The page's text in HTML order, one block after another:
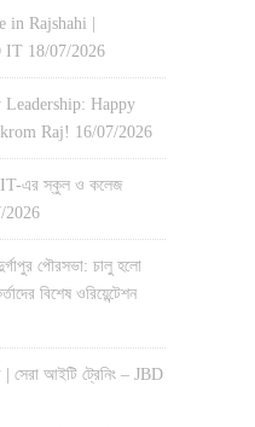
in Rajshahi |
IT 18/07/2026
Happy
Raj! 16/07/2026
IT-এর স্কুল ও কলেজ
2026
পৌরসভা: চালু হলো
বিশেষ ওরিয়েন্টেশন
| সেরা আইটি ট্রেনিং – JBD